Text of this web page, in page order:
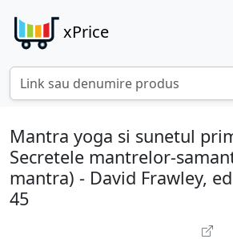
xPrice
Mantra yoga si sunetul
Secretele mantrelor-
mantra) - David Frawley,
45